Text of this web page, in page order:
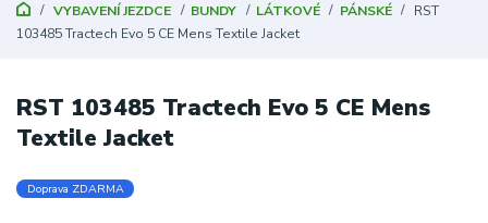
VYBAVENÍ JEZDCE BUNDY LÁTKOVÉ PÁNSKÉ
RST
103485 Tractech Evo 5 CE Mens Textile Jacket
RST 103485 Tractech Evo 5 CE Mens
Textile Jacket
Doprava ZDARMA